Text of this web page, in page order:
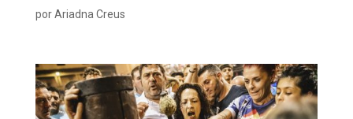
porAriadna Creus